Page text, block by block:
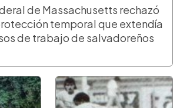
de Massachusetts rechazó
temporal que extendía
de trabajo de salvadoreños